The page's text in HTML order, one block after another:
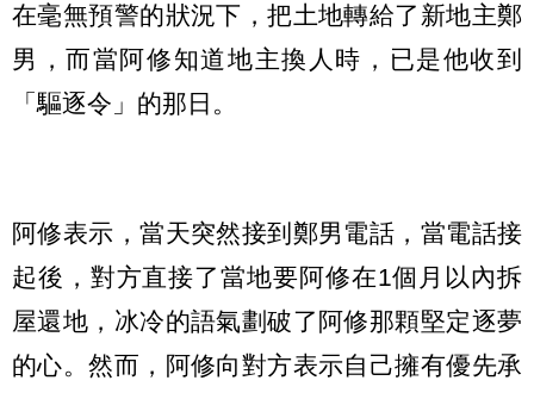
在毫無預警的狀況下，把土地轉給了新地主鄭
男，而當阿修知道地主換人時，已是他收到
「驅逐令」的那日。
阿修表示，當天突然接到鄭男電話，當電話接
起後，對方直接了當地要阿修在1個月以內拆
屋還地，冰冷的語氣劃破了阿修那顆堅定逐夢
的心。然而，阿修向對方表示自己擁有優先承